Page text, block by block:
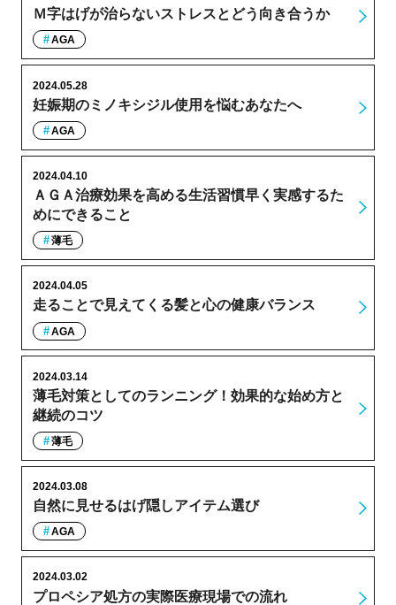
Ｍ字はげが治らないストレスとどう向き合うか
AGA
妊娠期のミノキシジル使用を悩むあなたへ
2024.05.28
AGA
ＡＧＡ治療効果を高める生活習慣早く実感するた
めにできること
2024.04.10
薄毛
走ることで見えてくる髪と心の健康バランス
2024.04.05
AGA
薄毛対策としてのランニング！効果的な始め方と
継続のコツ
2024.03.14
薄毛
自然に見せるはげ隠しアイテム選び
2024.03.08
AGA
プロペシア処方の実際医療現場での流れ
2024.03.02